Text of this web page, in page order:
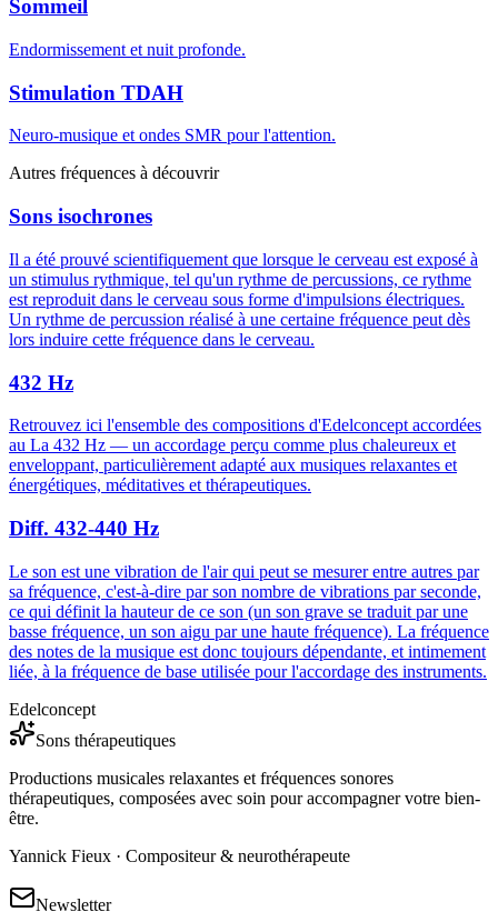
Sommeil
Endormissement et nuit profonde.
Stimulation TDAH
Neuro-musique et ondes SMR pour l'attention.
Autres fréquences à découvrir
Sons isochrones
Il a été prouvé scientifiquement que lorsque le cerveau est exposé à
un stimulus rythmique, tel qu'un rythme de percussions, ce rythme
est reproduit dans le cerveau sous forme d'impulsions électriques.
Un rythme de percussion réalisé à une certaine fréquence peut dès
lors induire cette fréquence dans le cerveau.
432 Hz
Retrouvez ici l'ensemble des compositions d'Edelconcept accordées
au La 432 Hz — un accordage perçu comme plus chaleureux et
enveloppant, particulièrement adapté aux musiques relaxantes et
énergétiques, méditatives et thérapeutiques.
Diff. 432-440 Hz
Le son est une vibration de l'air qui peut se mesurer entre autres par
sa fréquence, c'est-à-dire par son nombre de vibrations par seconde,
ce qui définit la hauteur de ce son (un son grave se traduit par une
basse fréquence, un son aigu par une haute fréquence). La fréquence
des notes de la musique est donc toujours dépendante, et intimement
liée, à la fréquence de base utilisée pour l'accordage des instruments.
Edelconcept
Sons thérapeutiques
Productions musicales relaxantes et fréquences sonores
thérapeutiques, composées avec soin pour accompagner votre bien-
être.
Yannick Fieux · Compositeur & neurothérapeute
Newsletter